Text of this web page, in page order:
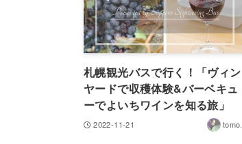
札幌観光バスで行く！「ヴィン
ヤードで収穫体験&バーベキュ
ーでよいちワインを知る旅」
2022-11-21 tomo.